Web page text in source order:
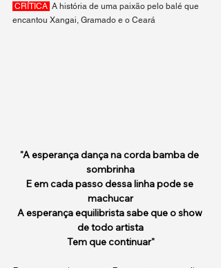
CRÍTICA A história de uma paixão pelo balé que
encantou Xangai, Gramado e o Ceará
"A esperança dança na corda bamba de
sombrinha
E em cada passo dessa linha pode se
machucar
A esperança equilibrista sabe que o show
de todo artista
Tem que continuar"